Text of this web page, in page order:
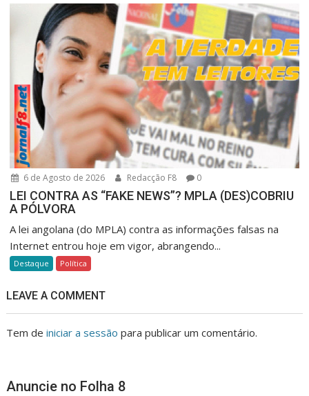
6 de Agosto de 2026 Redacção F8 0
LEI CONTRA AS “FAKE NEWS”? MPLA (DES)COBRIU
A PÓLVORA
A lei angolana (do MPLA) contra as informações falsas na
Internet entrou hoje em vigor, abrangendo...
Destaque Política
LEAVE A COMMENT
Tem deiniciar a sessão para publicar um comentário.
Anuncie no Folha 8